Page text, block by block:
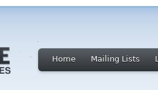
Home Mailing Lists